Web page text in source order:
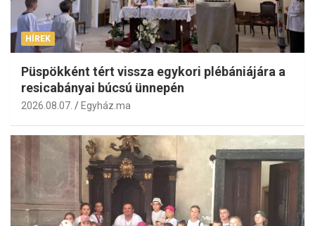
HÍREK
Püspökként tért vissza egykori plébániájára a
resicabányai búcsú ünnepén
2026.08.07. Egyház.ma